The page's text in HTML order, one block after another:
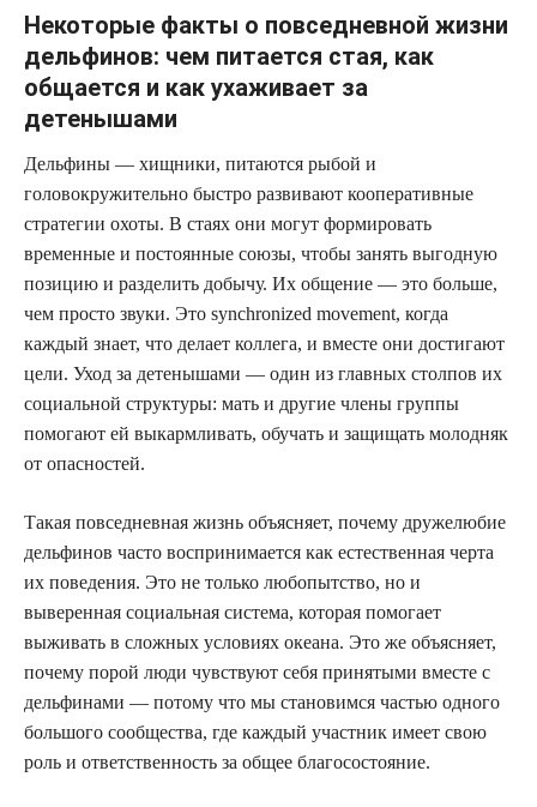
Некоторые факты о повседневной жизни
дельфинов: чем питается стая, как
общается и как ухаживает за
детенышами
Дельфины — хищники, питаются рыбой и
головокружительно быстро развивают кооперативные
стратегии охоты. В стаях они могут формировать
временные и постоянные союзы, чтобы занять выгодную
позицию и разделить добычу. Их общение — это больше,
чем просто звуки. Это synchronized movement, когда
каждый знает, что делает коллега, и вместе они достигают
цели. Уход за детенышами — один из главных столпов их
социальной структуры: мать и другие члены группы
помогают ей выкармливать, обучать и защищать молодняк
от опасностей.
Такая повседневная жизнь объясняет, почему дружелюбие
дельфинов часто воспринимается как естественная черта
их поведения. Это не только любопытство, но и
выверенная социальная система, которая помогает
выживать в сложных условиях океана. Это же объясняет,
почему порой люди чувствуют себя принятыми вместе с
дельфинами — потому что мы становимся частью одного
большого сообщества, где каждый участник имеет свою
роль и ответственность за общее благосостояние.